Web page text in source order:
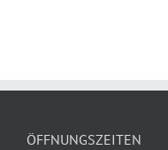
ÖFFNUNGSZEITEN